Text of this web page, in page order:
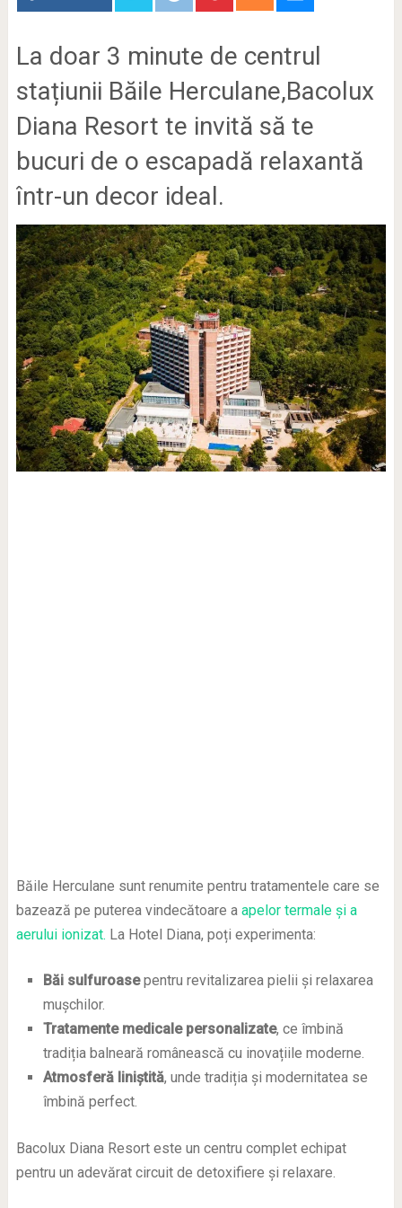
La doar 3 minute de centrul
stațiunii Băile Herculane,Bacolux
Diana Resort te invită să te
bucuri de o escapadă relaxantă
într-un decor ideal.
Băile Herculane sunt renumite pentru tratamentele care se
bazează pe puterea vindecătoare a apelor termale și a
aerului ionizat. La Hotel Diana, poți experimenta:
Băi sulfuroasepentru revitalizarea pielii și relaxarea
mușchilor.
Tratamente medicale personalizate, ce îmbină
tradiția balneară românească cu inovațiile moderne.
Atmosferă liniștită, unde tradiția și modernitatea se
îmbină perfect.
Bacolux Diana Resort este un centru complet echipat
pentru un adevărat circuit de detoxifiere și relaxare.